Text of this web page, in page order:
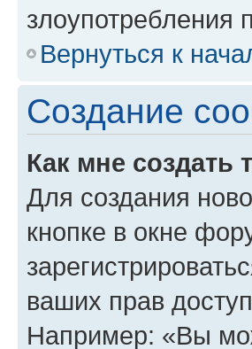
злоупотребления
Вернуться к
Создание
Как мне создать
Для создания
кнопке в окне
ваших прав
Например: «Вы